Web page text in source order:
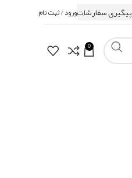
پیگیری سفارشاتورود / ثبت نام
0